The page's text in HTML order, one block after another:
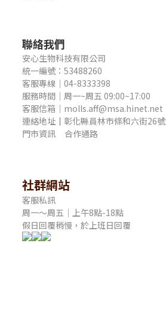
聯絡我們
安心生物科技有限公司
統一編號：53488260
客服專線｜04-8333398
服務時間｜周一~周五 09:00~17:00
客服信箱｜molls.aff@msa.hinet.net
連絡地址 ｜ 彰化縣員林市條和六街26號
門市資訊 合作通路
社群網站
客服私訊
周一～周五｜上午8點-18點
假日回覆稍慢，於上班日回覆